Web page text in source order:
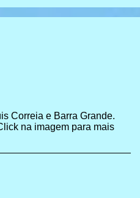
Correia e Barra Grande.
na imagem para mais